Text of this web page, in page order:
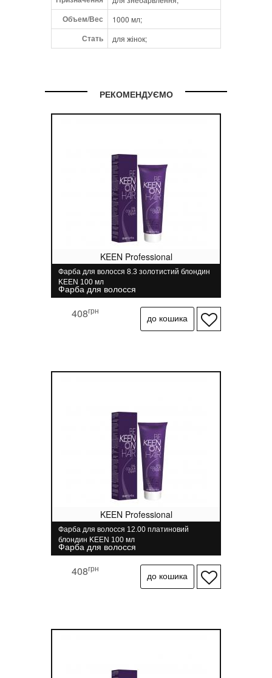
Объем/Вес 1000 мл;
Стать для жінок;
РЕКОМЕНДУЄМО
KEEN Professional
Фарба для волосся 8.3 золотистий блондин
KEEN 100 мл
Фарба для волосся
408грн
KEEN Professional
Фарба для волосся 12.00 платиновий
блондин KEEN 100 мл
Фарба для волосся
408грн